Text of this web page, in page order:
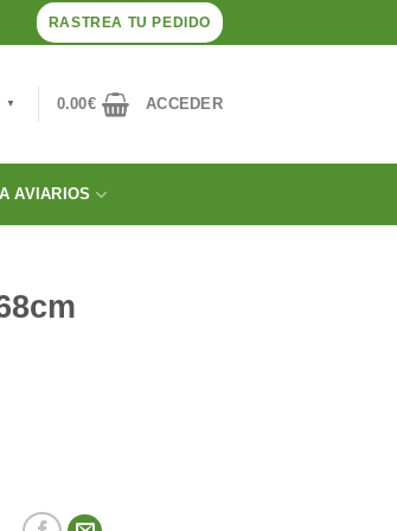
RASTREA TU PEDIDO
▼ 0.00€ ACCEDER
AVIARIOS